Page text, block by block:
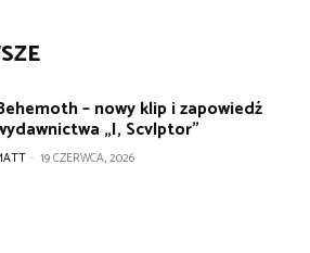
– nowy klip i zapowiedź
„I, Scvlptor”
- 19 CZERWCA, 2026